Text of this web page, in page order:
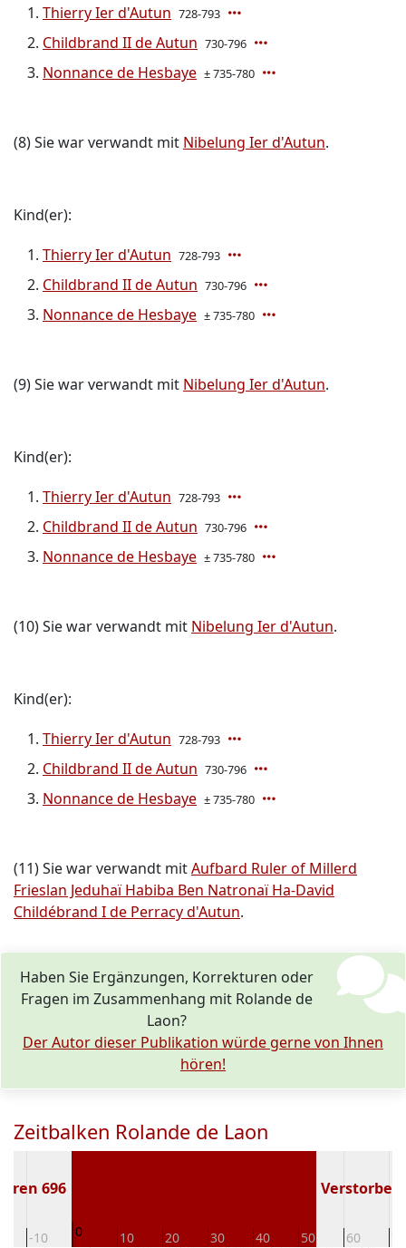
Thierry Ier d'Autun 728-793
Childbrand II de Autun 730-796
Nonnance de Hesbaye ± 735-780
(8) Sie war verwandt mit Nibelung Ier d'Autun.
Kind(er):
Thierry Ier d'Autun 728-793
Childbrand II de Autun 730-796
Nonnance de Hesbaye ± 735-780
(9) Sie war verwandt mit Nibelung Ier d'Autun.
Kind(er):
Thierry Ier d'Autun 728-793
Childbrand II de Autun 730-796
Nonnance de Hesbaye ± 735-780
(10) Sie war verwandt mit Nibelung Ier d'Autun.
Kind(er):
Thierry Ier d'Autun 728-793
Childbrand II de Autun 730-796
Nonnance de Hesbaye ± 735-780
(11) Sie war verwandt mitAufbard Ruler of Millerd
Frieslan Jeduhaï Habiba Ben Natronaï Ha-David
Childébrand I de Perracy d'Autun.
Haben Sie Ergänzungen, Korrekturen oder
Fragen im Zusammenhang mit Rolande de
Laon?
Der Autor dieser Publikation würde gerne von Ihnen
hören!
Zeitbalken Rolande de Laon
-10 0 10 20 30 40 50 60 70
696 Verstorben